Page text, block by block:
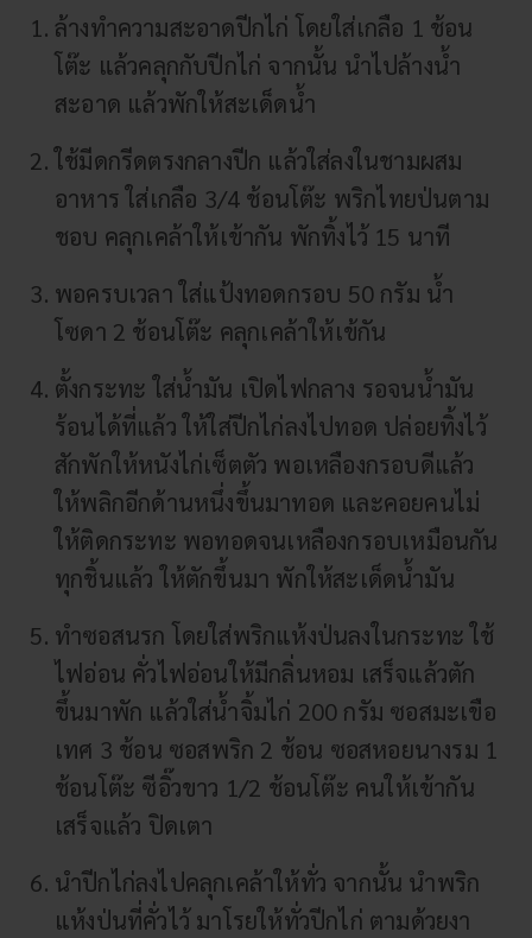
ล้างทำความสะอาดปีกไก่ โดยใส่เกลือ 1 ช้อน
โต๊ะ แล้วคลุกกับปีกไก่ จากนั้น นำไปล้างน้ำ
สะอาด แล้วพักให้สะเด็ดน้ำ
ใช้มีดกรีดตรงกลางปีก แล้วใส่ลงในชามผสม
อาหาร ใส่เกลือ 3/4 ช้อนโต๊ะ พริกไทยป่นตาม
ชอบ คลุกเคล้าให้เข้ากัน พักทิ้งไว้ 15 นาที
พอครบเวลา ใส่แป้งทอดกรอบ 50 กรัม น้ำ
โซดา 2 ช้อนโต๊ะ คลุกเคล้าให้เข้กัน
ตั้งกระทะ ใส่น้ำมัน เปิดไฟกลาง รอจนน้ำมัน
ร้อนได้ที่แล้ว ให้ใส่ปีกไก่ลงไปทอด ปล่อยทิ้งไว้
สักพักให้หนังไก่เซ็ตตัว พอเหลืองกรอบดีแล้ว
ให้พลิกอีกด้านหนึ่งขึ้นมาทอด และคอยคนไม่
ให้ติดกระทะ พอทอดจนเหลืองกรอบเหมือนกัน
ทุกชิ้นแล้ว ให้ตักขึ้นมา พักให้สะเด็ดน้ำมัน
ทำซอสนรก โดยใส่พริกแห้งป่นลงในกระทะ ใช้
ไฟอ่อน คั่วไฟอ่อนให้มีกลิ่นหอม เสร็จแล้วตัก
ขึ้นมาพัก แล้วใส่น้ำจิ้มไก่ 200 กรัม ซอสมะเขือ
เทศ 3 ช้อน ซอสพริก 2 ช้อน ซอสหอยนางรม 1
ช้อนโต๊ะ ซีอิ๊วขาว 1/2 ช้อนโต๊ะ คนให้เข้ากัน
เสร็จแล้ว ปิดเตา
นำปีกไก่ลงไปคลุกเคล้าให้ทั่ว จากนั้น นำพริก
แห้งป่นที่คั่วไว้ มาโรยให้ทั่วปีกไก่ ตามด้วยงา